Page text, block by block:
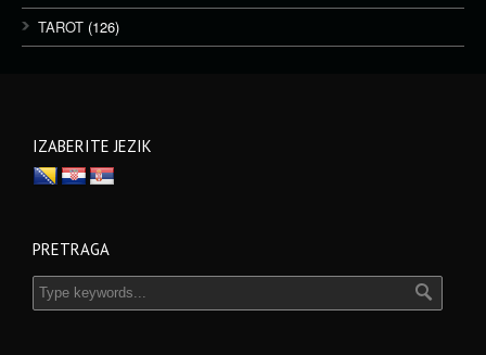
TAROT (126)
IZABERITE JEZIK
PRETRAGA